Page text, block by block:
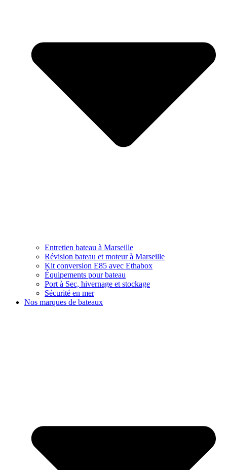
Entretien bateau à Marseille
Révision bateau et moteur à Marseille
Kit conversion E85 avec Ethabox
Équipements pour bateau
Port à Sec, hivernage et stockage
Sécurité en mer
Nos marques de bateaux